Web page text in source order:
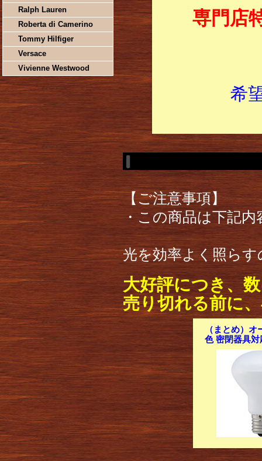
Ralph Lauren
Roberta di Camerino
Tommy Hilfiger
Versace
Vivienne Westwood
専門店
希
【ご注意事項】
・この商品は下記
光を効率よく照ら
大好評につき、
売り切れる前に
（まとめ）
色 密閉器具